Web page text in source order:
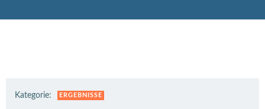
Kategorie: ERGEBNISSE